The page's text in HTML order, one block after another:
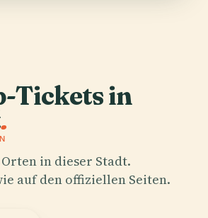
Tickets in
.
in dieser Stadt.
auf den offiziellen Seiten.